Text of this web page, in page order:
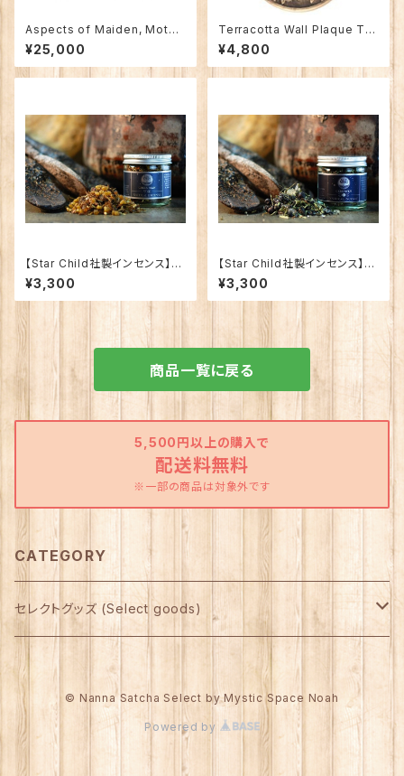
Aspects of Maiden, Mothe
r and Crone/処女（おとめ）、
母、老女の側面の女神像３体セ
ット
¥25,000
Terracotta Wall Plaque Tri
ple Moon/テラコッタ壁飾り
トリプル・ムーン（三相の月）
¥4,800
【Star Child社製インセンス】G
REEN MAN INCENSE/グリー
ンマン
¥3,300
【Star Child社製インセンス】C
ERIDWEN INCENSE/ケリトフ
ェン
¥3,300
商品一覧に戻る
5,500円以上の購入で
配送料無料
※一部の商品は対象外です
CATEGORY
セレクトグッズ (Select goods)
Star Child製 インセンス 他
アルター（祭壇）グッズ
インセンスホルダー
スタチュー（小像）
© Nanna Satcha Select by Mystic Space Noah
Powered by